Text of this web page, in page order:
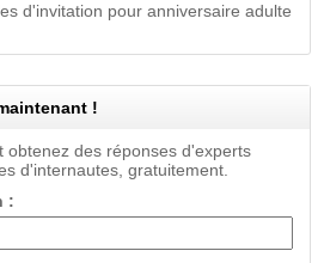
d'invitation pour anniversaire adulte
!
obtenez des réponses d'experts
d'internautes, gratuitement.
: